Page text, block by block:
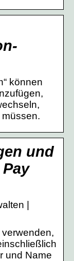
können
und
|
und Name